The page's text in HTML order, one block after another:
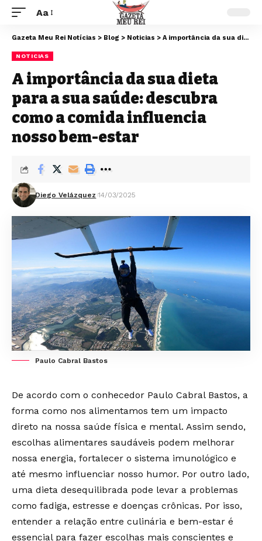
Aa
Gazeta Meu Rei Notícias > Blog > Noticias > A importância da sua dieta para a sua saúde: descubra como a comida influencia nosso bem-estar
NOTICIAS
A importância da sua dieta
para a sua saúde: descubra
como a comida influencia
nosso bem-estar
Diego Velázquez 14/03/2025
Paulo Cabral Bastos
De acordo com o conhecedor Paulo Cabral Bastos, a
forma como nos alimentamos tem um impacto
direto na nossa saúde física e mental. Assim sendo,
escolhas alimentares saudáveis podem melhorar
nossa energia, fortalecer o sistema imunológico e
até mesmo influenciar nosso humor. Por outro lado,
uma dieta desequilibrada pode levar a problemas
como fadiga, estresse e doenças crônicas. Por isso,
entender a relação entre culinária e bem-estar é
essencial para fazer escolhas mais conscientes e